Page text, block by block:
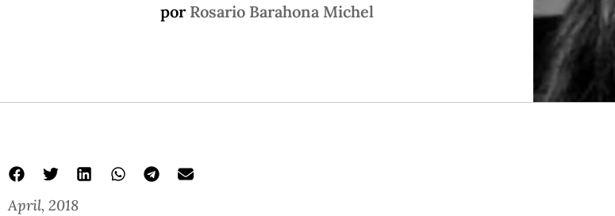
por Rosario Barahona Michel
April, 2018